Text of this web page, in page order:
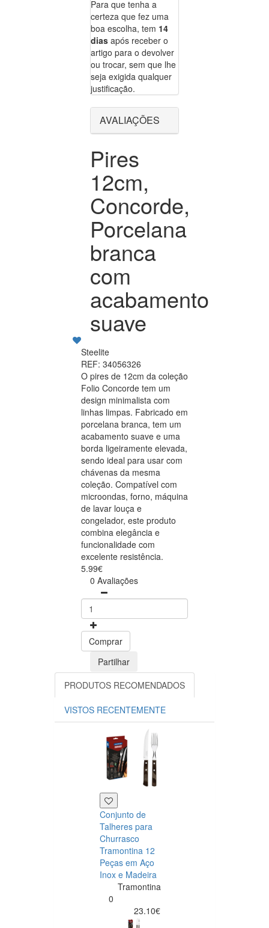
Para que tenha a
certeza que fez uma
boa escolha, tem 14
dias após receber o
artigo para o devolver
ou trocar, sem que lhe
seja exigida qualquer
justificação.
AVALIAÇÕES
Pires
12cm,
Concorde,
Porcelana
branca
com
acabamento
suave
Steelite
REF: 34056326
O pires de 12cm da coleção
Folio Concorde tem um
design minimalista com
linhas limpas. Fabricado em
porcelana branca, tem um
acabamento suave e uma
borda ligeiramente elevada,
sendo ideal para usar com
chávenas da mesma
coleção. Compatível com
microondas, forno, máquina
de lavar louça e
congelador, este produto
combina elegância e
funcionalidade com
excelente resistência.
5.99€
0 Avaliações
Comprar
Partilhar
PRODUTOS RECOMENDADOS
VISTOS RECENTEMENTE
Conjunto de
Talheres para
Churrasco
Tramontina 12
Peças em Aço
Inox e Madeira
Tramontina
0
23.10€